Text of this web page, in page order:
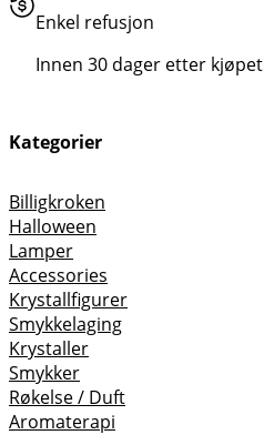
Enkel refusjon
Innen 30 dager etter kjøpet
Kategorier
Billigkroken
Halloween
Lamper
Accessories
Krystallfigurer
Smykkelaging
Krystaller
Smykker
Røkelse / Duft
Aromaterapi